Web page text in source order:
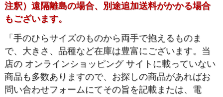
注釈）遠隔離島の場合、別途追加送料がかかる場合
もございます。
「手のひらサイズのものから両手で抱えるものま
で、大きさ、品種など在庫は豊富にございます。当
店の オンラインショッピング サイトに載っていない
商品も多数ありますので、お探しの商品があればお
問い合わせフォームにてその旨を記載または、電